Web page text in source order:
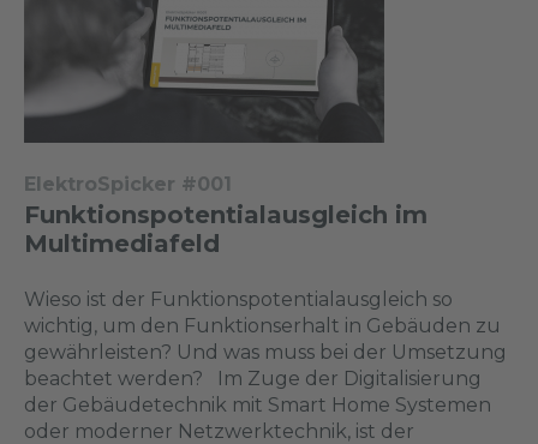
ElektroSpicker #001
Funktionspotentialausgleich im
Multimediafeld
Wieso ist der Funktionspotentialausgleich so
wichtig, um den Funktionserhalt in Gebäuden zu
gewährleisten? Und was muss bei der Umsetzung
beachtet werden? Im Zuge der Digitalisierung
der Gebäudetechnik mit Smart Home Systemen
oder moderner Netzwerktechnik, ist der